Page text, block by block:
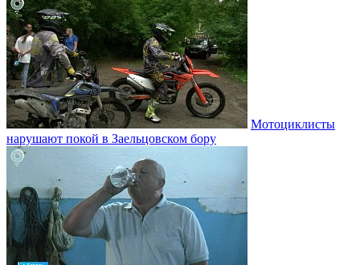
Мотоциклисты
нарушают покой в Заельцовском бору